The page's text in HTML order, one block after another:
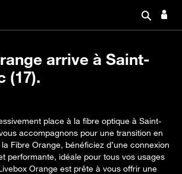
arrive à Saint-
(17).
place à la fibre optique à Saint-
accompagnons pour une transition en
Fibre Orange, bénéficiez d’une connexion
performante, idéale pour tous vos usages
Orange est prête à vous offrir une